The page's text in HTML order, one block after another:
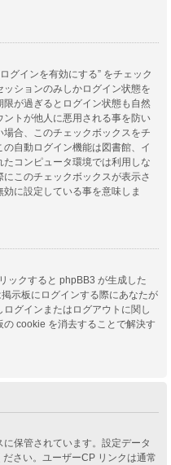
グインを有効にする” をチェック
ションのみしかログイン状態を
が過ぎるとログイン状態も自然
トが他人に悪用される事を防い
合、このチェックボックスをチ
自動ログイン機能は図書館、イ
コンピュータ環境では利用しな
このチェックボックスが表示さ
に設定している事を意味しま
ックすると phpBB3 が生成した
示板にログインする際にあなたが
グインまたはログアウトに関し
cookie を消去することで解決す
保管されています。設定データ
さい。ユーザーCP リンクは通常